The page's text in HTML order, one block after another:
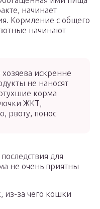
начинает
Кормление с общего
начинают
искренне
не наносят
корма
ЖКТ,
рвоту, понос
для
не очень приятны
из-за чего кошки